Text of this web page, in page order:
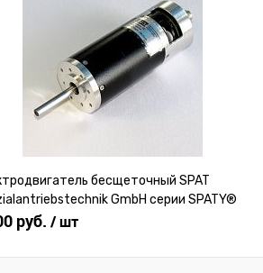
бесщеточный SPAT
GmbH серии SPATY®
руб. / шт